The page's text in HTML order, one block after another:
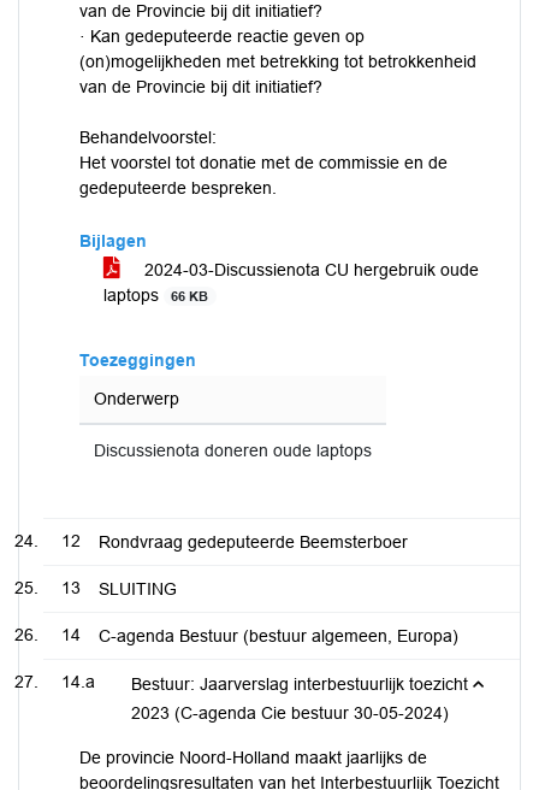
van de Provincie bij dit initiatief?
· Kan gedeputeerde reactie geven op
(on)mogelijkheden met betrekking tot betrokkenheid
van de Provincie bij dit initiatief?
Behandelvoorstel:
Het voorstel tot donatie met de commissie en de
gedeputeerde bespreken.
Bijlagen
2024-03-Discussienota CU hergebruik oude
laptops
66 KB
Toezeggingen
Onderwerp
Discussienota doneren oude laptops
12 Rondvraag gedeputeerde Beemsterboer
13 SLUITING
14 C-agenda Bestuur (bestuur algemeen, Europa)
14.a
Bestuur: Jaarverslag interbestuurlijk toezicht
2023 (C-agenda Cie bestuur 30-05-2024)
De provincie Noord-Holland maakt jaarlijks de
beoordelingsresultaten van het Interbestuurlijk Toezicht